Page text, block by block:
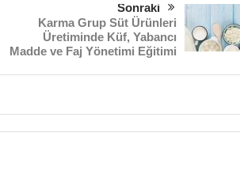
Sonraki
Karma Grup Süt Ürünleri
Üretiminde Küf, Yabancı
Madde ve Faj Yönetimi Eğitimi